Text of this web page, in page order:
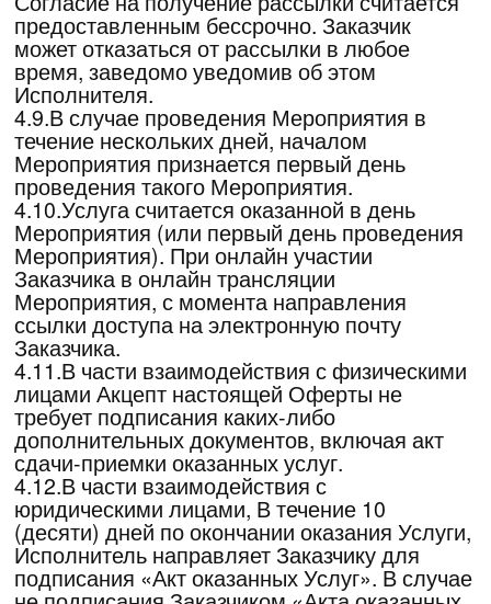
6.Обязанности и права Исполнителя
6.1. Исполнитель обязуется:
6.1.1.Обеспечить оказание информационно-
консультационных услуг согласно
настоящему Договору.
6.1.2.Предоставить необходимую
информацию для оформления Заявки на
участие в Мероприятии. Информация
размещается на Сайте Мероприятия.
6.1.3.Осуществлять консультационную
поддержку относительно предоставляемых
Услуг, порядка и правил оформления
Заявки по телефону или по электронной
почтеAAMuradyan@synergy.ru
6.1.4.В случае изменения условий
проведения Мероприятия (цены, дата, места
проведения и иных изменениях) уведомить
Заказчика не менее чем за 2 (два)
календарных дня до начала действия таких
изменений путем размещения такой
информации на сайте Мероприятия.
6.1.5.Вернуть оплаченные денежные
средства Заказчику в случае полной отмены
Исполнителем Мероприятия. Исполнитель
не возвращает комиссию банка, в случае
если Заказчик использовал заемные
денежные средства для оплаты участия
Заказчика в Мероприятии.
6.1.6.Сохранять конфиденциальность